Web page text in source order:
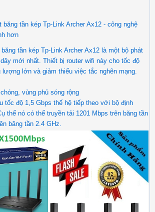
băng tần kép Tp-Link Archer Ax12 - công nghệ
hơn
tần kép Tp-Link Archer Ax12 là một bộ phát
mới nhất. Thiết bị router wifi này cho tốc độ
lượng lớn và giảm thiểu việc tắc nghẽn mạng.
vùng phủ sóng rộng
tốc độ 1,5 Gbps thế hệ tiếp theo với bộ định
thể nó có thể truyền tải 1201 Mbps trên băng tần
băng tần 2.4 GHz.